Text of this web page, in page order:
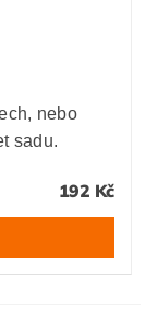
nebo
sadu.
192 Kč